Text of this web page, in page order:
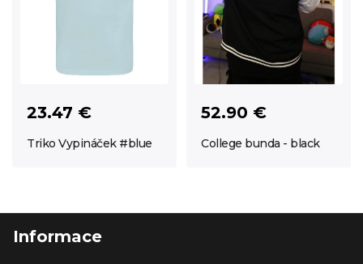
23.47 €
Triko Vypináček #blue
52.90 €
College bunda - black
Informace